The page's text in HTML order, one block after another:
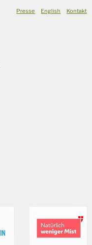
Presse English Kontakt